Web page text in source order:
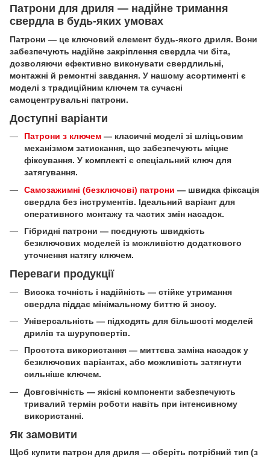
Патрони для дриля — надійне тримання
свердла в будь‑яких умовах
Патрони — це ключовий елемент будь‑якого дриля. Вони
забезпечують надійне закріплення свердла чи біта,
дозволяючи ефективно виконувати свердлильні,
монтажні й ремонтні завдання. У нашому асортименті є
моделі з традиційним ключем та сучасні
самоцентрувальні патрони.
Доступні варіанти
Патрони з ключем — класичні моделі зі шліцьовим
механізмом затискання, що забезпечують міцне
фіксування. У комплекті є спеціальний ключ для
затягування.
Самозажимні (безключові) патрони — швидка фіксація
свердла без інструментів. Ідеальний варіант для
оперативного монтажу та частих змін насадок.
Гібридні патрони — поєднують швидкість
безключових моделей із можливістю додаткового
уточнення натягу ключем.
Переваги продукції
Висока точність і надійність — стійке утримання
свердла піддає мінімальному биттю й зносу.
Універсальність — підходять для більшості моделей
дрилів та шуруповертів.
Простота використання — миттєва заміна насадок у
безключових варіантах, або можливість затягнути
сильніше ключем.
Довговічність — якісні компоненти забезпечують
тривалий термін роботи навіть при інтенсивному
використанні.
Як замовити
Щоб купити патрон для дриля — оберіть потрібний тип (з